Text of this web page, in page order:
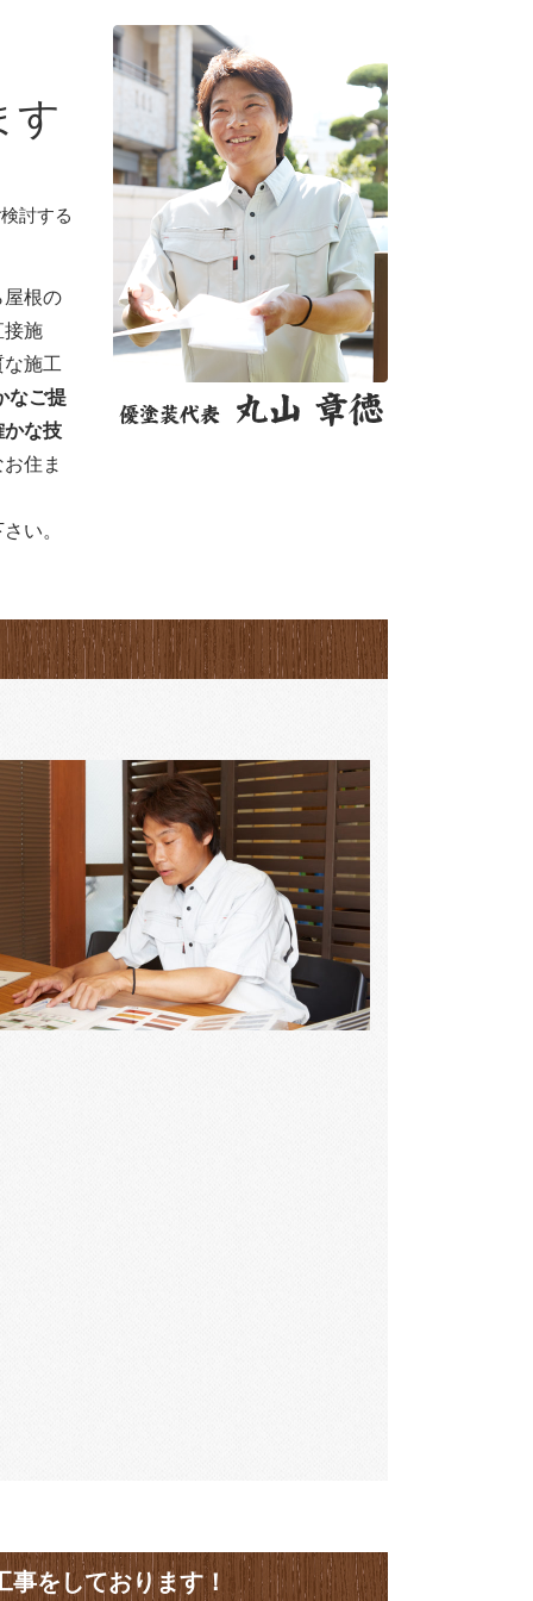
す
討する
屋根の
接施
施工
なご提
かな技
住ま
い。
事をしております！